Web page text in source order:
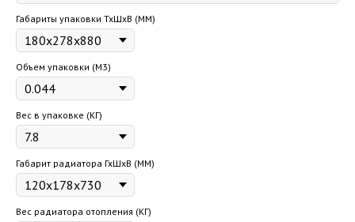
Габариты упаковки ТхШхВ (ММ)
Объем упаковки (М3)
Вес в упаковке (КГ)
Габарит радиатора ГхШхВ (ММ)
Вес радиатора отопления (КГ)